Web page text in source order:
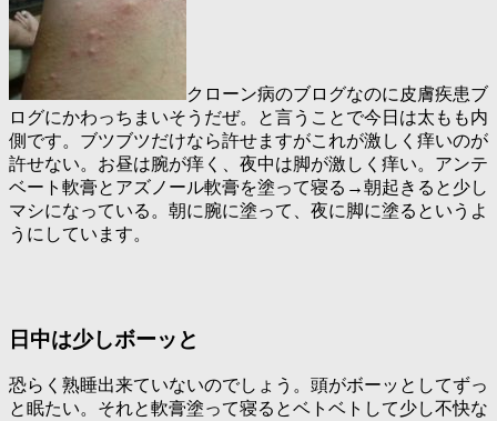
クローン病のブログなのに皮膚疾患ブ
ログにかわっちまいそうだぜ。と言うことで今日は太もも内
側です。ブツブツだけなら許せますがこれが激しく痒いのが
許せない。お昼は腕が痒く、夜中は脚が激しく痒い。アンテ
ベート軟膏とアズノール軟膏を塗って寝る→朝起きると少し
マシになっている。朝に腕に塗って、夜に脚に塗るというよ
うにしています。
日中は少しボーッと
恐らく熟睡出来ていないのでしょう。頭がボーッとしてずっ
と眠たい。それと軟膏塗って寝るとベトベトして少し不快な